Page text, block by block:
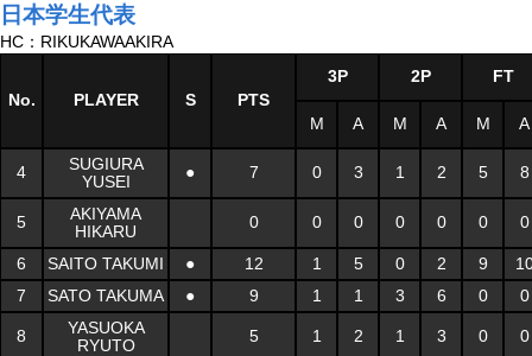
日本学生代表
HC：RIKUKAWAAKIRA
No. PLAYER S PTS
3P 2P FT
M A M A M A
4
SUGIURA
YUSEI
● 7 0 3 1 2 5 8
5
AKIYAMA
HIKARU
0 0 0 0 0 0 0
6 SAITO TAKUMI ● 12 1 5 0 2 9
7
SATO TAKUMA ● 9 1 1 3 6 0 0
8
YASUOKA
RYUTO
5 1 2 1 3 0 0